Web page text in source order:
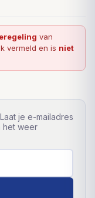
van
vermeld en is niet
je e-mailadres
het weer